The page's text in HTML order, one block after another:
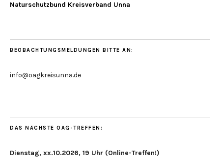
Naturschutzbund Kreisverband Unna
BEOBACHTUNGSMELDUNGEN BITTE AN:
info@oagkreisunna.de
DAS NÄCHSTE OAG-TREFFEN:
Dienstag, xx.10.2026, 19 Uhr (Online-Treffen!)